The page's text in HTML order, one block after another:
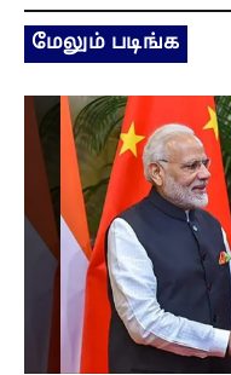
மேலும் படிங்க